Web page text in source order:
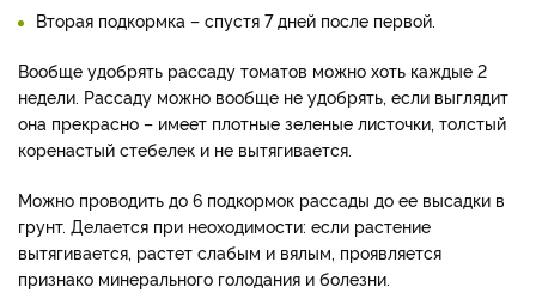
Вторая подкормка – спустя 7 дней после первой.
Вообще удобрять рассаду томатов можно хоть каждые 2
недели. Рассаду можно вообще не удобрять, если выглядит
она прекрасно – имеет плотные зеленые листочки, толстый
коренастый стебелек и не вытягивается.
Можно проводить до 6 подкормок рассады до ее высадки в
грунт. Делается при неоходимости: если растение
вытягивается, растет слабым и вялым, проявляется
признако минерального голодания и болезни.